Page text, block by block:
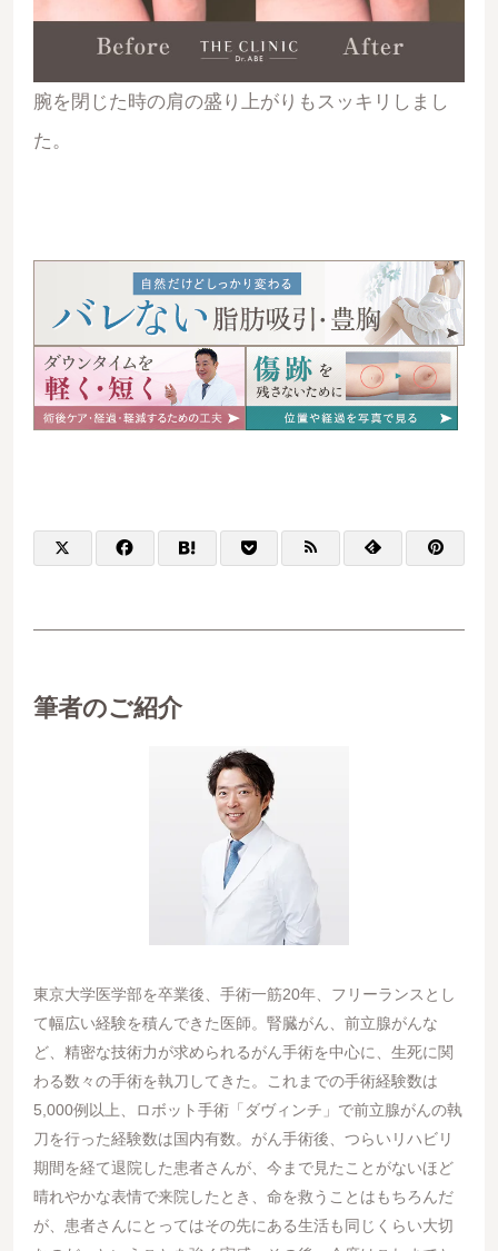
腕を閉じた時の肩の盛り上がりもスッキリしまし
た。
筆者のご紹介
東京大学医学部を卒業後、手術一筋20年、フリーランスとし
て幅広い経験を積んできた医師。腎臓がん、前立腺がんな
ど、精密な技術力が求められるがん手術を中心に、生死に関
わる数々の手術を執刀してきた。これまでの手術経験数は
5,000例以上、ロボット手術「ダヴィンチ」で前立腺がんの執
刀を行った経験数は国内有数。がん手術後、つらいリハビリ
期間を経て退院した患者さんが、今まで見たことがないほど
晴れやかな表情で来院したとき、命を救うことはもちろんだ
が、患者さんにとってはその先にある生活も同じくらい大切